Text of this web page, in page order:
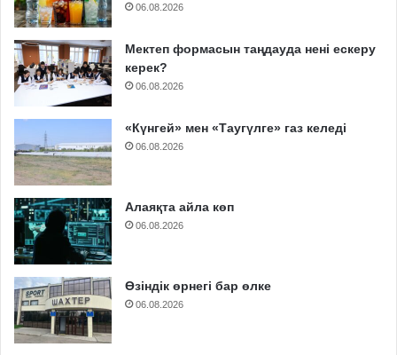
06.08.2026
Мектеп формасын таңдауда нені ескеру
керек?
06.08.2026
«Күнгей» мен «Таугүлге» газ келеді
06.08.2026
Алаяқта айла көп
06.08.2026
Өзіндік өрнегі бар өлке
06.08.2026